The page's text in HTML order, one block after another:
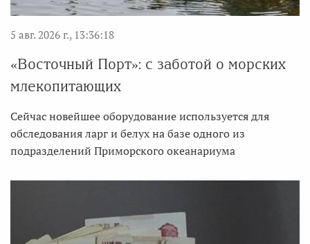
5 авг. 2026 г., 13:36:18
«Восточный Порт»: с заботой о морских
млекопитающих
Сейчас новейшее оборудование используется для
обследования ларг и белух на базе одного из
подразделений Приморского океанариума